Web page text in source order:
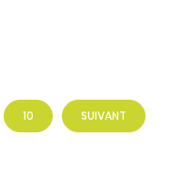
10 SUIVANT